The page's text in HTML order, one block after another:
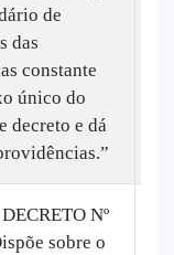
de
das
constante
único do
decreto e dá
DECRETO Nº
sobre o